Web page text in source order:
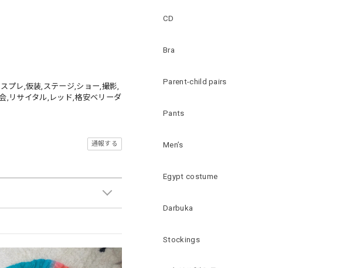
CD
Bra
Parent-child pairs
Pants
Men’s
Egypt costume
Darbuka
Stockings
プレ,仮装,ステージ,ショー,撮影,
,リサイタル,レッド,格安ベリーダ
通報する